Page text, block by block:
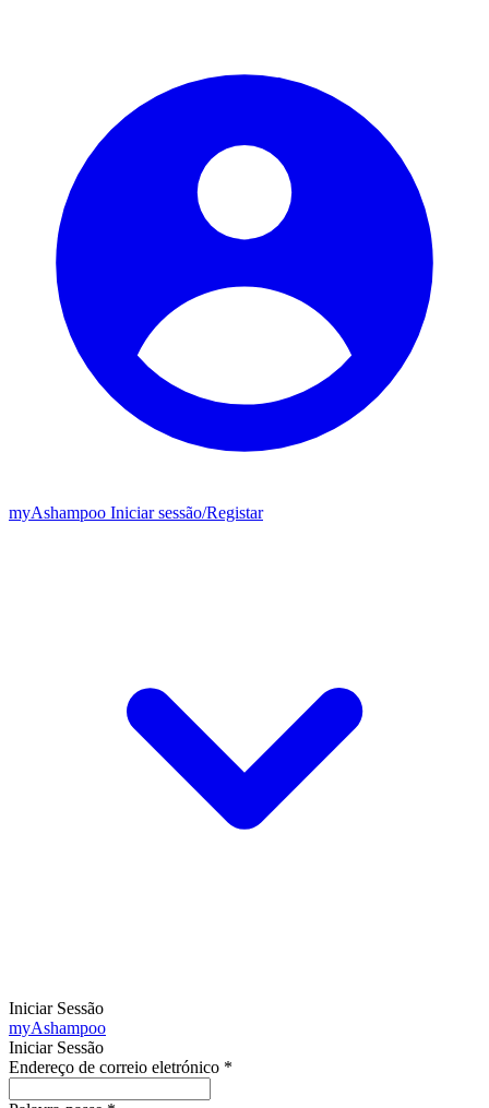
myAshampoo Iniciar sessão/Registar
Iniciar Sessão
myAshampoo
Iniciar Sessão
Endereço de correio eletrónico *